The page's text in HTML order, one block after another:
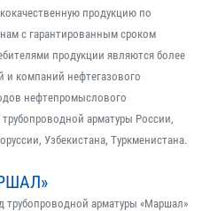
продукцию по
с гарантированным сроком
продукции являются более
и компаний нефтегазового
нефтепромыслового
арматуры России,
Узбекистана, Туркменистана.
трубопроводной арматуры «Маршал»